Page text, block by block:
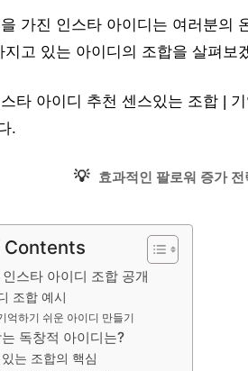
가진 인스타 아이디는 여러분의
지고 있는 아이디의 조합을 살펴보
타 아이디 추천 센스있는 조합 |
.
💡 효과적인 팔로워 증가
Contents
스타 아이디 조합 공개
조합 예시
억하기 쉬운 아이디 만들기
독창적 아이디는?
는 조합의 핵심